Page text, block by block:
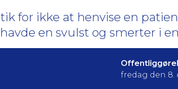
for ikke at henvise en
en svulst og smerter i
fredag den 8.